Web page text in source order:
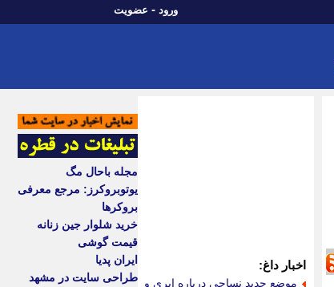
ورود - عضویت
اخبار داغ:
موضع جدید نساجی درباره ایری و
مجله باحال مگ
یوتوبروکرز: مرجع معرفی
بروکرها
خرید شلوار جین زنانه
قیمت گوشی
ایران پدیا
طراحی سایت در مشهد